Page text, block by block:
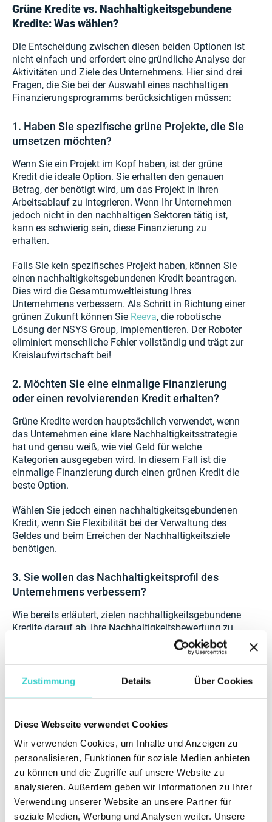
Zustimmung Details Über Cookies
Diese Webseite verwendet Cookies
Wir verwenden Cookies, um Inhalte und Anzeigen zu
personalisieren, Funktionen für soziale Medien anbieten
zu können und die Zugriffe auf unsere Website zu
analysieren. Außerdem geben wir Informationen zu Ihrer
Verwendung unserer Website an unsere Partner für
soziale Medien, Werbung und Analysen weiter. Unsere
Grüne Kredite vs. Nachhaltigkeitsgebundene
Kredite: Was wählen?
Die Entscheidung zwischen diesen beiden Optionen ist
nicht einfach und erfordert eine gründliche Analyse der
Aktivitäten und Ziele des Unternehmens. Hier sind drei
Fragen, die Sie bei der Auswahl eines nachhaltigen
Finanzierungsprogramms berücksichtigen müssen:
1. Haben Sie spezifische grüne Projekte, die Sie
umsetzen möchten?
Wenn Sie ein Projekt im Kopf haben, ist der grüne
Kredit die ideale Option. Sie erhalten den genauen
Betrag, der benötigt wird, um das Projekt in Ihren
Arbeitsablauf zu integrieren. Wenn Ihr Unternehmen
jedoch nicht in den nachhaltigen Sektoren tätig ist,
kann es schwierig sein, diese Finanzierung zu
erhalten.
Falls Sie kein spezifisches Projekt haben, können Sie
einen nachhaltigkeitsgebundenen Kredit beantragen.
Dies wird die Gesamtumweltleistung Ihres
Unternehmens verbessern. Als Schritt in Richtung einer
grünen Zukunft können Sie Reeva, die robotische
Lösung der NSYS Group, implementieren. Der Roboter
eliminiert menschliche Fehler vollständig und trägt zur
Kreislaufwirtschaft bei!
2. Möchten Sie eine einmalige Finanzierung
oder einen revolvierenden Kredit erhalten?
Grüne Kredite werden hauptsächlich verwendet, wenn
das Unternehmen eine klare Nachhaltigkeitsstrategie
hat und genau weiß, wie viel Geld für welche
Kategorien ausgegeben wird. In diesem Fall ist die
einmalige Finanzierung durch einen grünen Kredit die
beste Option.
Wählen Sie jedoch einen nachhaltigkeitsgebundenen
Kredit, wenn Sie Flexibilität bei der Verwaltung des
Geldes und beim Erreichen der Nachhaltigkeitsziele
benötigen.
3. Sie wollen das Nachhaltigkeitsprofil des
Unternehmens verbessern?
Wie bereits erläutert, zielen nachhaltigkeitsgebundene
Kredite darauf ab, Ihre Nachhaltigkeitsbewertung zu
steigern. Die Hauptgründe, warum sich Unternehmen
auf diese Merkmale konzentrieren, sind die Erhöhung
ihrer Chancen auf eine ESG-Investition und die
Reduzierung der negativen Auswirkungen ihrer
des Nachhaltigkeitsratings des Unternehmens. Sie
können daher von Unternehmen genutzt werden, die
keine langfristige Strategie verfolgen und zusätzliche
Mittel für ein einmaliges Projekt erhalten möchten.